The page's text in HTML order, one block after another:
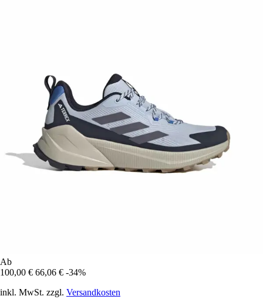
Ab
100,00 € 66,06 € -34%
inkl. MwSt. zzgl. Versandkosten